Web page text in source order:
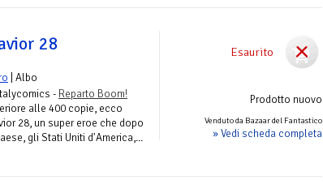
Esaurito
Prodotto nuovo
Venduto da Bazaar del Fantastico
» Vedi scheda completa
28
| Albo
- Reparto Boom!
alle 400 copie, ecco
28, un super eroe che dopo
gli Stati Uniti d'America,...